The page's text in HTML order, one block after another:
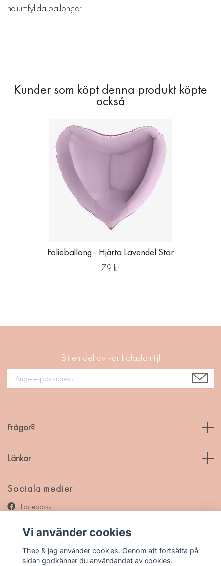
heliumfyllda ballonger.
Folieballong - Hjärta Lavendel Stor
79 kr
Bli en del av vår kalasfamilj!
Frågor?
Länkar
Sociala medier
Facebook
Pinterest
Vi använder cookies
Theo & jag använder cookies. Genom att fortsätta på
sidan godkänner du användandet av cookies.